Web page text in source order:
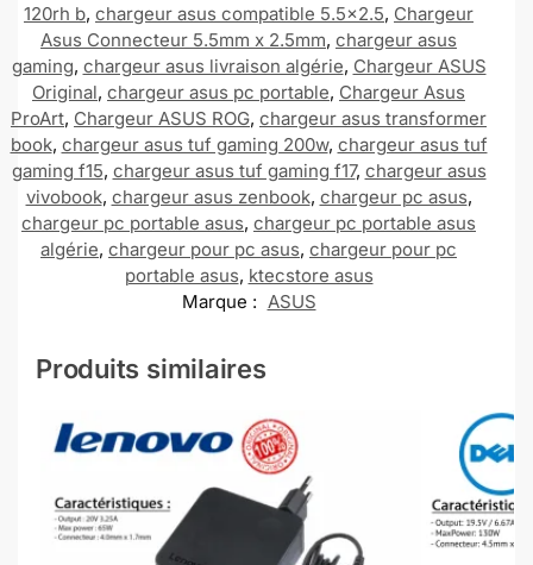
120rh b, chargeur asus compatible 5.5x2.5, Chargeur
Asus Connecteur 5.5mm x 2.5mm, chargeur asus
gaming, chargeur asus livraison algérie, Chargeur ASUS
Original, chargeur asus pc portable, Chargeur Asus
ProArt, Chargeur ASUS ROG, chargeur asus transformer
book, chargeur asus tuf gaming 200w, chargeur asus tuf
gaming f15, chargeur asus tuf gaming f17, chargeur asus
vivobook, chargeur asus zenbook, chargeur pc asus,
chargeur pc portable asus, chargeur pc portable asus
algérie, chargeur pour pc asus, chargeur pour pc
portable asus, ktecstore asus
Marque : ASUS
Produits similaires